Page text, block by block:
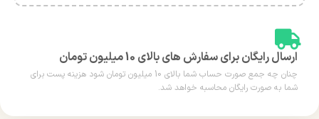
ارسال رایگان برای سفارش های بالای 10 میلیون تومان
چنان چه جمع صورت حساب شما بالای 10 میلیون تومان شود هزینه پست برای
شما به صورت رایگان محاسبه خواهد شد.